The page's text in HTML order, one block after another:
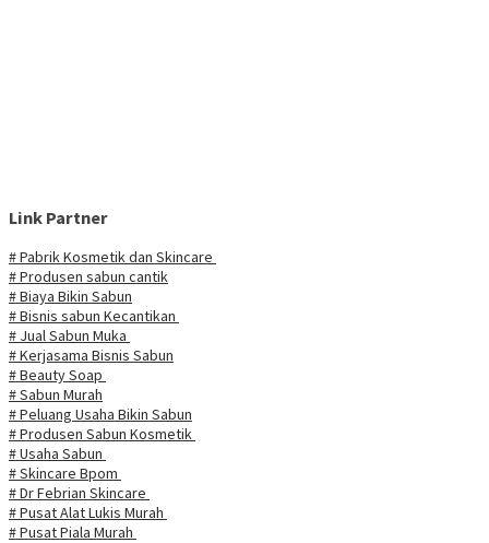
Link Partner
# Pabrik Kosmetik dan Skincare
# Produsen sabun cantik
# Biaya Bikin Sabun
# Bisnis sabun Kecantikan
# Jual Sabun Muka
# Kerjasama Bisnis Sabun
# Beauty Soap
# Sabun Murah
# Peluang Usaha Bikin Sabun
# Produsen Sabun Kosmetik
# Usaha Sabun
# Skincare Bpom
# Dr Febrian Skincare
# Pusat Alat Lukis Murah
# Pusat Piala Murah